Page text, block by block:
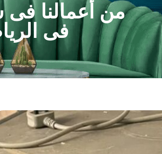
من أعمالنا فى
فى